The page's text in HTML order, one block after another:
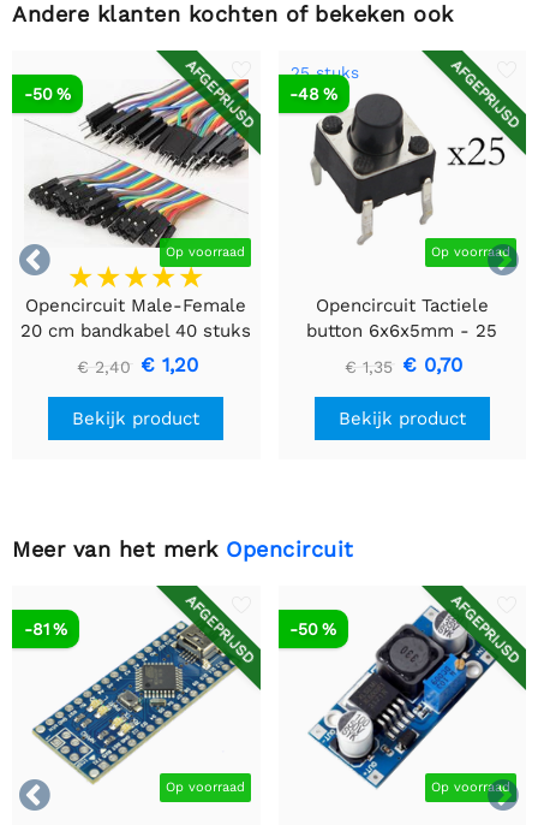
Andere klanten kochten of bekeken ook


AFGEPRIJSD
Op voorraad
-50 %
Opencircuit Male-Female
20 cm bandkabel 40 stuks
€ 2,40 € 1,20
Bekijk product
AFGEPRIJSD
25 stuks
Op voorraad
-48 %
Opencircuit Tactiele
button 6x6x5mm - 25
stuks
€ 1,35 € 0,70
Bekijk product
Meer van het merk Opencircuit


AFGEPRIJSD
Op voorraad
-81 % AFGEPRIJSD
Op voorraad
-50 %